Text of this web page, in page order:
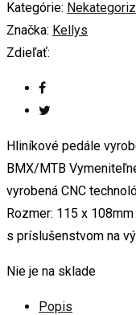
Kategórie:
Značka: Kellys
Zdieľať:
Hliníkové pedále
BMX/MTB
vyrobená CNC
Rozmer: 115 x
s príslušenstvom na
Nie je na sklade
Popis